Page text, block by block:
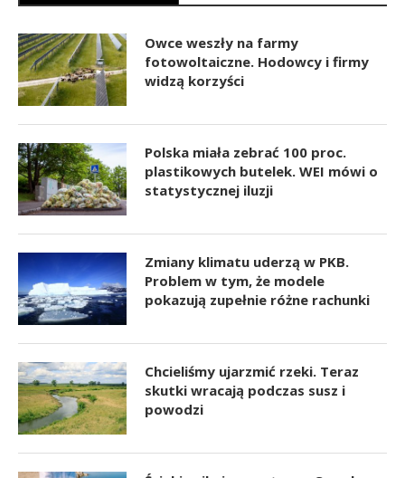
Owce weszły na farmy
fotowoltaiczne. Hodowcy i firmy
widzą korzyści
Polska miała zebrać 100 proc.
plastikowych butelek. WEI mówi o
statystycznej iluzji
Zmiany klimatu uderzą w PKB.
Problem w tym, że modele
pokazują zupełnie różne rachunki
Chcieliśmy ujarzmić rzeki. Teraz
skutki wracają podczas susz i
powodzi